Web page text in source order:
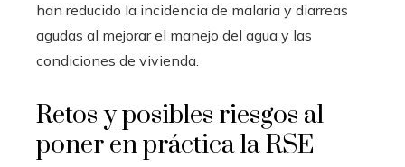
han reducido la incidencia de malaria y diarreas
agudas al mejorar el manejo del agua y las
condiciones de vivienda.
Retos y posibles riesgos al
poner en práctica la RSE